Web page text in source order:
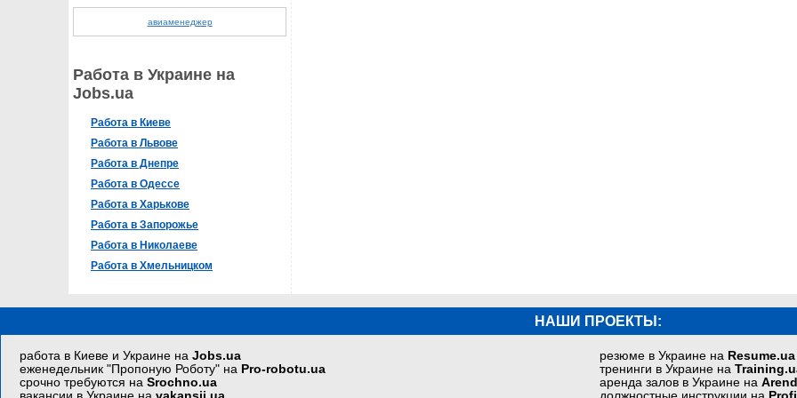
авиаменеджер
Работа в Украине на
Jobs.ua
Работа в Киеве
Работа в Львове
Работа в Днепре
Работа в Одессе
Работа в Харькове
Работа в Запорожье
Работа в Николаеве
Работа в Хмельницком
НАШИ ПРОЕКТЫ:
работа в Киеве и Украине наJobs.ua
еженедельник "Пропоную Роботу" на Pro-robotu.ua
срочно требуются наSrochno.ua
резюме в Украине на Resume.ua
тренинги в Украине на
аренда залов в Украине на